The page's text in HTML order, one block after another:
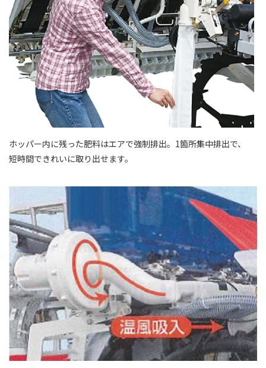
ホッパー内に残った肥料はエアで強制排出。1箇所集中排出で、
短時間できれいに取り出せます。